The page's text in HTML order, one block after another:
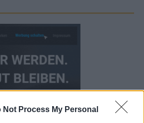
Not Process My Personal